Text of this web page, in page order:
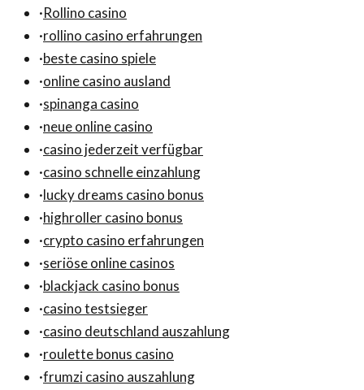
·Rollino casino
·rollino casino erfahrungen
·beste casino spiele
·online casino ausland
·spinanga casino
·neue online casino
·casino jederzeit verfügbar
·casino schnelle einzahlung
·lucky dreams casino bonus
·highroller casino bonus
·crypto casino erfahrungen
·seriöse online casinos
·blackjack casino bonus
·casino testsieger
·casino deutschland auszahlung
·roulette bonus casino
·frumzi casino auszahlung